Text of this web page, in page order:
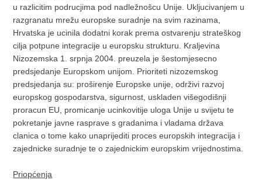
u razlicitim podrucjima pod nadležnošcu Unije. Ukljucivanjem u
razgranatu mrežu europske suradnje na svim razinama,
Hrvatska je ucinila dodatni korak prema ostvarenju strateškog
cilja potpune integracije u europsku strukturu. Kraljevina
Nizozemska 1. srpnja 2004. preuzela je šestomjesecno
predsjedanje Europskom unijom. Prioriteti nizozemskog
predsjedanja su: proširenje Europske unije, održivi razvoj
europskog gospodarstva, sigurnost, uskladen višegodišnji
proracun EU, promicanje ucinkovitije uloga Unije u svijetu te
pokretanje javne rasprave s gradanima i vladama država
clanica o tome kako unaprijediti proces europskih integracija i
zajednicke suradnje te o zajednickim europskim vrijednostima.
Priopćenja